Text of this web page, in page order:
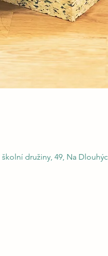
družiny, 49, Na